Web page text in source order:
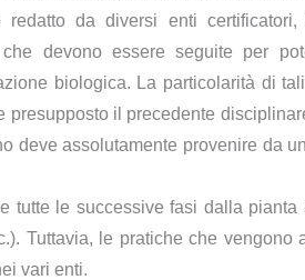
redatto da diversi enti
che devono essere seguite per
biologica. La particolarità di
il precedente
deve assolutamente provenire da
le successive fasi dalla pianta
Tuttavia, le pratiche che vengono
vari enti.